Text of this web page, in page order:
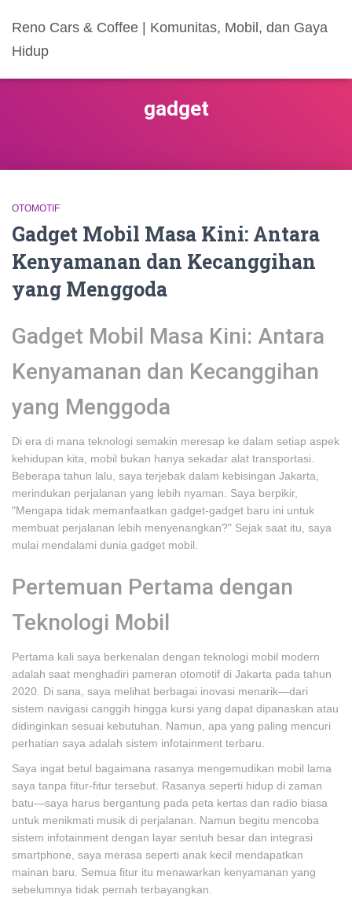
Reno Cars & Coffee | Komunitas, Mobil, dan Gaya
Hidup
gadget
OTOMOTIF
Gadget Mobil Masa Kini: Antara
Kenyamanan dan Kecanggihan
yang Menggoda
Gadget Mobil Masa Kini: Antara
Kenyamanan dan Kecanggihan
yang Menggoda
Di era di mana teknologi semakin meresap ke dalam setiap aspek
kehidupan kita, mobil bukan hanya sekadar alat transportasi.
Beberapa tahun lalu, saya terjebak dalam kebisingan Jakarta,
merindukan perjalanan yang lebih nyaman. Saya berpikir,
"Mengapa tidak memanfaatkan gadget-gadget baru ini untuk
membuat perjalanan lebih menyenangkan?" Sejak saat itu, saya
mulai mendalami dunia gadget mobil.
Pertemuan Pertama dengan
Teknologi Mobil
Pertama kali saya berkenalan dengan teknologi mobil modern
adalah saat menghadiri pameran otomotif di Jakarta pada tahun
2020. Di sana, saya melihat berbagai inovasi menarik—dari
sistem navigasi canggih hingga kursi yang dapat dipanaskan atau
didinginkan sesuai kebutuhan. Namun, apa yang paling mencuri
perhatian saya adalah sistem infotainment terbaru.
Saya ingat betul bagaimana rasanya mengemudikan mobil lama
saya tanpa fitur-fitur tersebut. Rasanya seperti hidup di zaman
batu—saya harus bergantung pada peta kertas dan radio biasa
untuk menikmati musik di perjalanan. Namun begitu mencoba
sistem infotainment dengan layar sentuh besar dan integrasi
smartphone, saya merasa seperti anak kecil mendapatkan
mainan baru. Semua fitur itu menawarkan kenyamanan yang
sebelumnya tidak pernah terbayangkan.